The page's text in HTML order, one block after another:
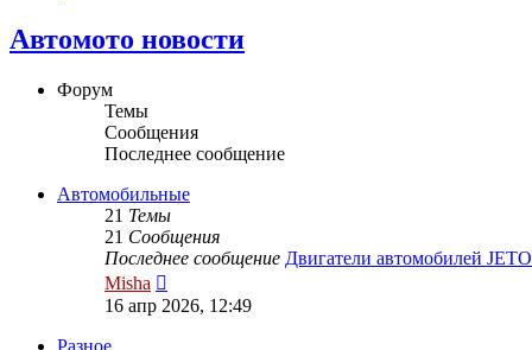
Автомото новости
Форум
Темы
Сообщения
Последнее сообщение
Автомобильные
21 Темы
21 Сообщения
Последнее сообщение Двигатели автомобилей
Misha
к
последнему
16 апр 2026, 12:49